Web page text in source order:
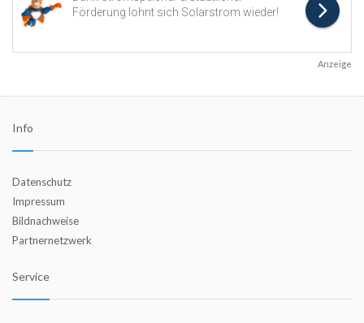
Anzeige
Info
Datenschutz
Impressum
Bildnachweise
Partnernetzwerk
Service